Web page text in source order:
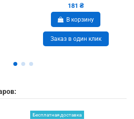
181 ₴
В корзину
Заказ в один клик
Бесплатная доставка